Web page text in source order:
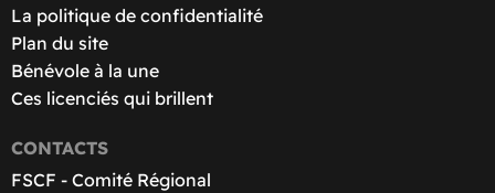
La politique de confidentialité
Plan du site
Bénévole à la une
Ces licenciés qui brillent
CONTACTS
FSCF - Comité Régional